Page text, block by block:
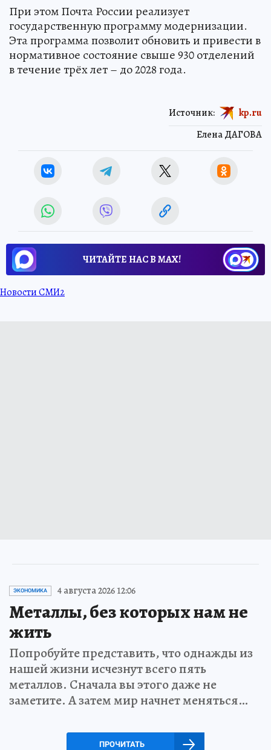
При этом Почта России реализует
государственную программу модернизации.
Эта программа позволит обновить и привести в
нормативное состояние свыше 930 отделений
в течение трёх лет – до 2028 года.
Елена ДАГОВА
Источник: kp.ru
ЧИТАЙТЕ НАС В МАХ!
Новости СМИ2
ЭКОНОМИКА 4 августа 2026 12:06
Металлы, без которых нам не
жить
Попробуйте представить, что однажды из
нашей жизни исчезнут всего пять
металлов. Сначала вы этого даже не
заметите. А затем мир начнет меняться…
ПРОЧИТАТЬ